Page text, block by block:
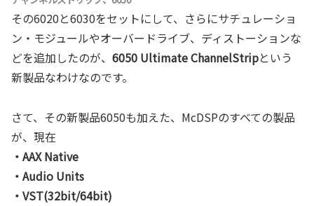
その6020と6030をセットにして、さらにサチュレーショ
ン・モジュールやオーバードライブ、ディストーションな
どを追加したのが、 6050 Ultimate ChannelStripという
新製品なわけなのです。
さて、その新製品6050も加えた、McDSPのすべての製品
が、現在
・AAX Native
・Audio Units
・VST(32bit/64bit)